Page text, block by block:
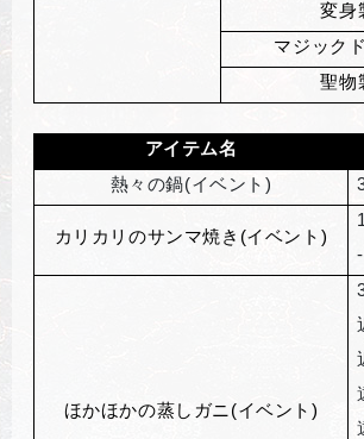
変身
マジック
聖物
アイテム名
熱々の鍋(イベント)
カリカリのサンマ焼き(イベント)
-
ほかほかの蒸しガニ(イベント)